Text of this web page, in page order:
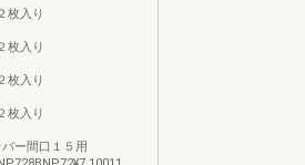
枚入り
枚入り
枚入り
枚入り
ー間口１５用